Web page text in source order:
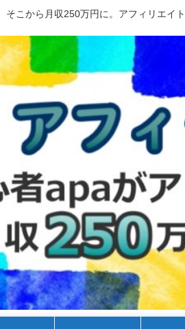
こから月収250万円に。アフィリエイ